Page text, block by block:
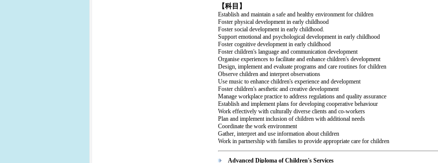
【科目】
Establish and maintain a safe and healthy environment for children
Foster physical development in early childhood
Foster social development in early childhood.
Support emotional and psychological development in early childhood
Foster cognitive development in early childhood
Foster children's language and communication development
Organise experiences to facilitate and enhance children's development
Design, implement and evaluate programs and care routines for children
Observe children and interpret observations
Use music to enhance children's experience and development
Foster children's aesthetic and creative development
Manage workplace practice to address regulations and quality assurance
Establish and implement plans for developing cooperative behaviour
Work effectively with culturally diverse clients and co-workers
Plan and implement inclusion of children with additional needs
Coordinate the work environment
Gather, interpret and use information about children
Work in partnership with families to provide appropriate care for children
Advanced Diploma of Children's Services